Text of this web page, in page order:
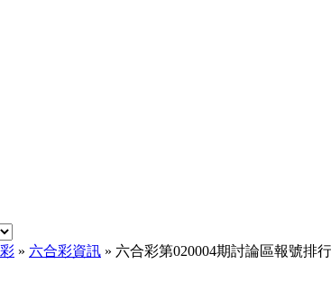
» 六合彩資訊 » 六合彩第020004期討論區報號排